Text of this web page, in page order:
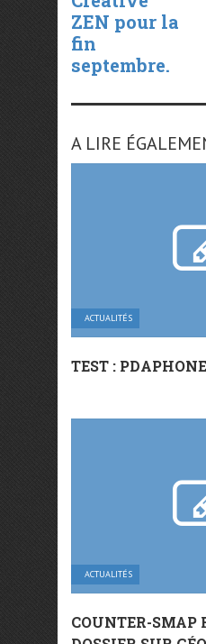
ZEN pour la
fin
septembre.
A LIRE
ACTUALITÉS
TEST :
ACTUALITÉS
COUNTER-SMAP